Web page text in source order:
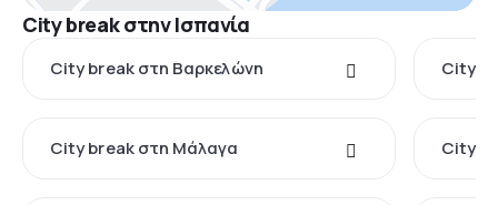
City break στην Ισπανία
City break στη Βαρκελώνη City
City break στη Μάλαγα City